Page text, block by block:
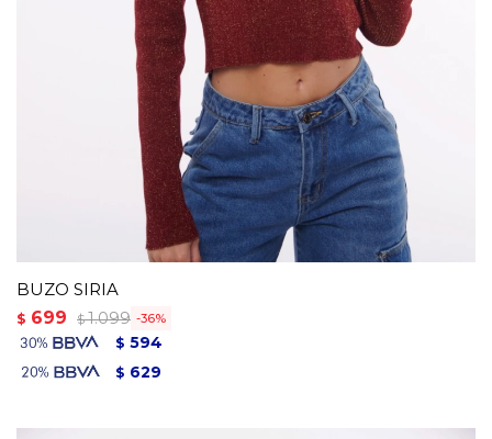
BUZO SIRIA
$ 699 $ 1.099 36
$ 594
$ 629